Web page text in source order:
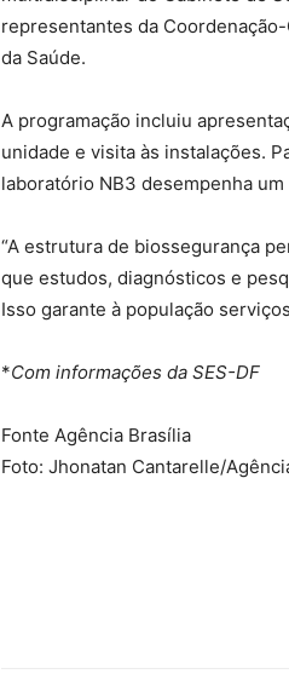
representantes da
da Saúde.
A programação incluiu
unidade e visita às instalações.
laboratório NB3 desempenha
“A estrutura de biossegurança
que estudos, diagnósticos e
Isso garante à população
*Com informações da SES-DF
Fonte Agência Brasília
Foto: Jhonatan Cantarelle/